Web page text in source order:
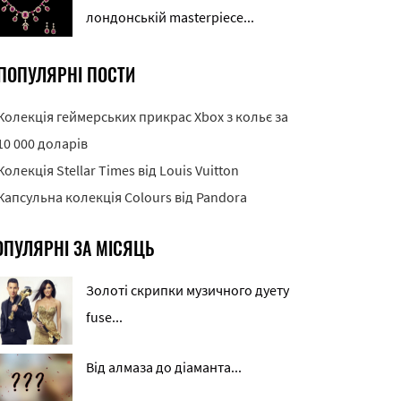
лондонській masterpiece...
ПОСТИ
геймерських прикрас Xbox з кольє за
000 доларів
Stellar Times від Louis Vuitton
колекція Colours від Pandora
ЗА МІСЯЦЬ
Золоті скрипки музичного дуету
fuse...
Від алмаза до діаманта...